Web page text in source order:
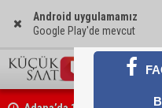
Android uygulamamız
Google Play'de mevcut
Adana’da 12 bin 73 afet